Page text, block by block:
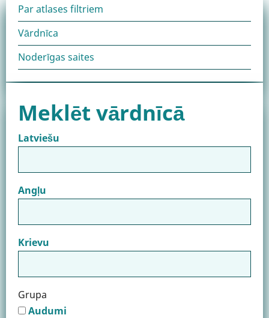
Noderīga
informācija
bloks
Par atlases filtriem
Vārdnīca
Noderīgas saites
Meklēt vārdnīcā
Latviešu
Angļu
Krievu
Grupa
Audumi